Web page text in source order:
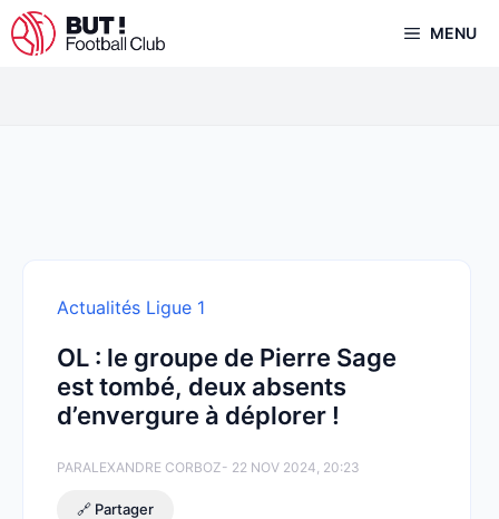
Aller
au
MENU
Actualités Ligue 1
OL : le groupe de Pierre Sage
est tombé, deux absents
d’envergure à déplorer !
PARALEXANDRE CORBOZ- 22 NOV 2024, 20:23
🔗 Partager